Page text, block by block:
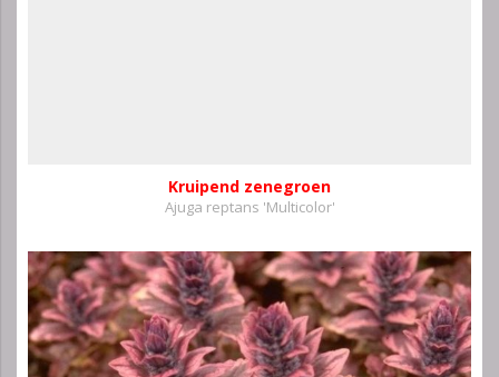
Kruipend zenegroen
Ajuga reptans 'Multicolor'